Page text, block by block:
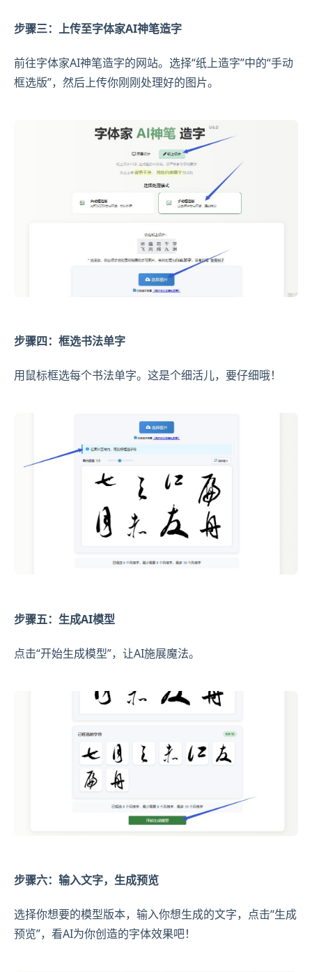
步骤三：上传至字体家AI神笔造字
前往字体家AI神笔造字的网站。选择“纸上造字”中的“手动
框选版”，然后上传你刚刚处理好的图片。
步骤四：框选书法单字
用鼠标框选每个书法单字。这是个细活儿，要仔细哦！
步骤五：生成AI模型
点击“开始生成模型”，让AI施展魔法。
步骤六：输入文字，生成预览
选择你想要的模型版本，输入你想生成的文字，点击“生成
预览”，看AI为你创造的字体效果吧！